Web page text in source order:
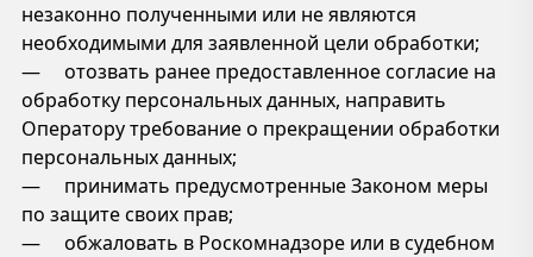
незаконно полученными или не являются
необходимыми для заявленной цели обработки;
— отозвать ранее предоставленное согласие на
обработку персональных данных, направить
Оператору требование о прекращении обработки
персональных данных;
— принимать предусмотренные Законом меры
по защите своих прав;
— обжаловать в Роскомнадзоре или в судебном